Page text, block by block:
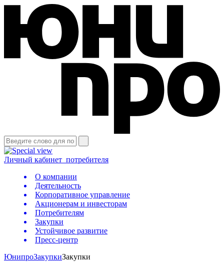
Личный кабинет потребителя
О компании
Деятельность
Корпоративное управление
Акционерам и инвесторам
Потребителям
Закупки
Устойчивое развитие
Пресс-центр
ЮнипроЗакупкиЗакупки